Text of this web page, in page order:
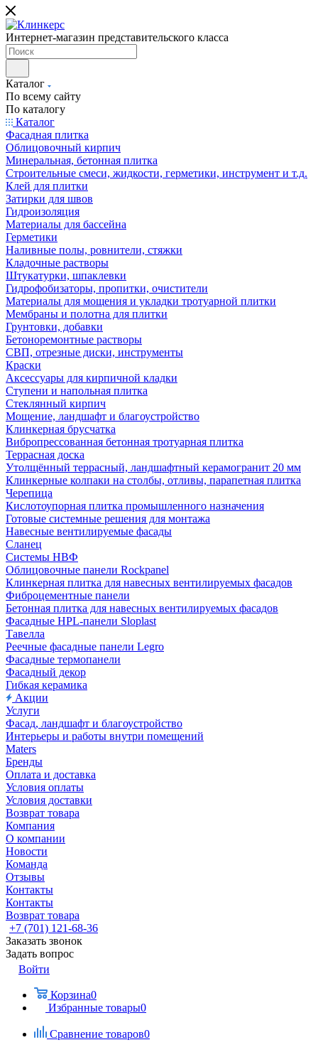
Интернет-магазин представительского класса
Каталог
По всему сайту
По каталогу
Каталог
Фасадная плитка
Облицовочный кирпич
Минеральная, бетонная плитка
Строительные смеси, жидкости, герметики, инструмент и т.д.
Клей для плитки
Затирки для швов
Гидроизоляция
Материалы для бассейна
Герметики
Наливные полы, ровнители, стяжки
Кладочные растворы
Штукатурки, шпаклевки
Гидрофобизаторы, пропитки, очистители
Материалы для мощения и укладки тротуарной плитки
Мембраны и полотна для плитки
Грунтовки, добавки
Бетоноремонтные растворы
СВП, отрезные диски, инструменты
Краски
Аксессуары для кирпичной кладки
Ступени и напольная плитка
Cтеклянный кирпич
Мощение, ландшафт и благоустройство
Клинкерная брусчатка
Вибропрессованная бетонная тротуарная плитка
Террасная доска
Утолщённый террасный, ландшафтный керамогранит 20 мм
Клинкерные колпаки на столбы, отливы, парапетная плитка
Черепица
Кислотоупорная плитка промышленного назначения
Готовые системные решения для монтажа
Навесные вентилируемые фасады
Сланец
Системы НВФ
Облицовочные панели Rockpanel
Клинкерная плитка для навесных вентилируемых фасадов
Фиброцементные панели
Бетонная плитка для навесных вентилируемых фасадов
Фасадные HPL-панели Sloplast
Тавелла
Реечные фасадные панели Legro
Фасадные термопанели
Фасадный декор
Гибкая керамика
Акции
Услуги
Фасад, ландшафт и благоустройство
Интерьеры и работы внутри помещений
Maters
Бренды
Оплата и доставка
Условия оплаты
Условия доставки
Возврат товара
Компания
О компании
Новости
Команда
Отзывы
Контакты
Контакты
Возврат товара
+7 (701) 121-68-36
Заказать звонок
Задать вопрос
Войти
Корзина0
Избранные товары0
Сравнение товаров0